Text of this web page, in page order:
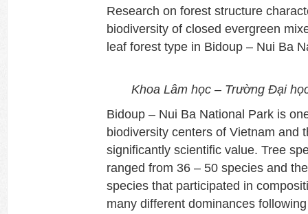
Research on forest structure
biodiversity of closed evergreen
leaf forest type in Bidoup – Nui Ba
Khoa Lâm học – Trường Đại
Bidoup – Nui Ba National Park is
biodiversity centers of Vietnam and
significantly scientific value. Tree
ranged from 36 – 50 species and
species that participated in
many different dominances